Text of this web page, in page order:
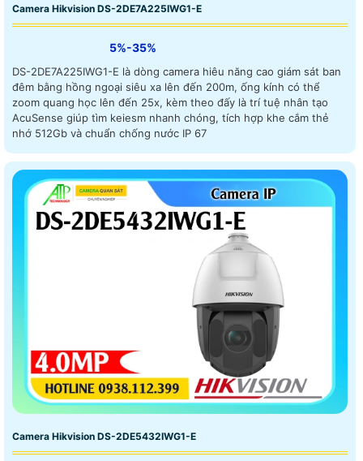
Camera Hikvision DS-2DE7A225IWG1-E
5%-35%
DS-2DE7A225IWG1-E là dòng camera hiêu năng cao giám sát ban
đêm bằng hồng ngoại siêu xa lên đến 200m, ống kính có thể
zoom quang học lên đến 25x, kèm theo đấy là trí tuệ nhân tạo
AcuSense giúp tìm keiesm nhanh chóng, tích hợp khe cắm thẻ
nhớ 512Gb và chuẩn chống nước IP 67
Camera Hikvision DS-2DE5432IWG1-E